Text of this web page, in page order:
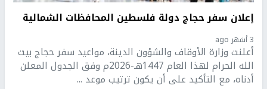
إعلان سفر حجاج دولة فلسطين المحافظات الشمالية
3 أشهر ago
أعلنت وزارة الأوقاف والشؤون الدينة، مواعيد سفر حجاج بيت
الله الحرام لهذا العام 1447هـ-2026م وفق الجدول المعلن
أدناه، مع التأكيد على أن يكون ترتيب موعد ...